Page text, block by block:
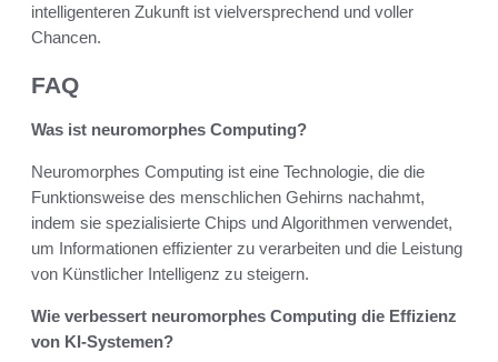
intelligenteren Zukunft ist vielversprechend und voller
Chancen.
FAQ
Was ist neuromorphes Computing?
Neuromorphes Computing ist eine Technologie, die die
Funktionsweise des menschlichen Gehirns nachahmt,
indem sie spezialisierte Chips und Algorithmen verwendet,
um Informationen effizienter zu verarbeiten und die Leistung
von Künstlicher Intelligenz zu steigern.
Wie verbessert neuromorphes Computing die Effizienz
von KI-Systemen?